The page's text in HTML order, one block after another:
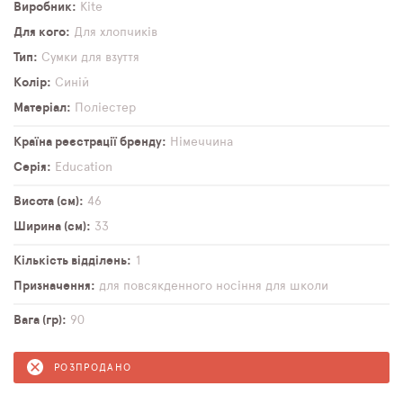
Виробник
Kite
Для кого
Для хлопчиків
Тип
Сумки для взуття
Колір
Синій
Матеріал
Поліестер
Країна реєстрації бренду
Німеччина
Серія
Education
Висота (см)
46
Ширина (см)
33
Кількість відділень
1
Призначення
для повсякденного носіння для школи
Вага (гр) 90
РОЗПРОДАНО